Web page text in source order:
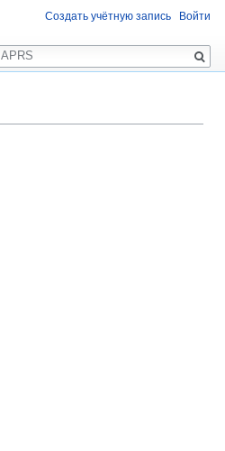
Создать учётную запись Войти